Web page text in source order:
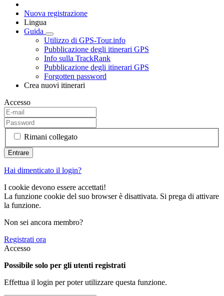
Nuova registrazione
Lingua
Guida
Utilizzo di GPS-Tour.info
Pubblicazione degli itinerari GPS
Info sulla TrackRank
Pubblicazione degli itinerari GPS
Forgotten password
Crea nuovi itinerari
Accesso
Rimani collegato
Hai dimenticato il login?
I cookie devono essere accettati!
La funzione cookie del suo browser è disattivata. Si prega di attivare
la funzione.
Non sei ancora membro?
Registrati ora
Accesso
Possibile solo per gli utenti registrati
Effettua il login per poter utilizzare questa funzione.